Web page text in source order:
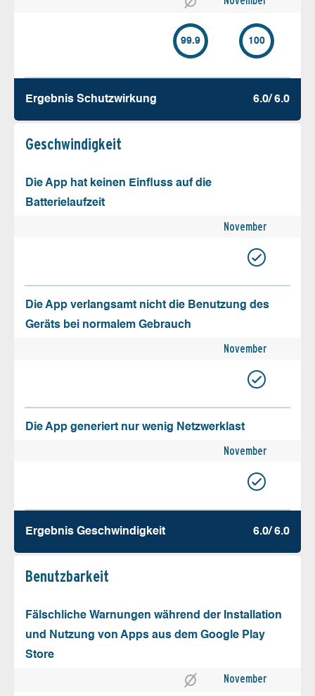
99.9 100
Ergebnis Schutz­wirkung 6.0/ 6.0
Geschw­indigkeit
Die App hat keinen Einfluss auf die
Batterielaufzeit
November
Die App verlangsamt nicht die Benutzung des
Geräts bei normalem Gebrauch
November
Die App generiert nur wenig Netzwerklast
November
Ergebnis Geschw­indigkeit 6.0/ 6.0
Benutz­barkeit
Fälschliche Warnungen während der Installation
und Nutzung von Apps aus dem Google Play
Store
November